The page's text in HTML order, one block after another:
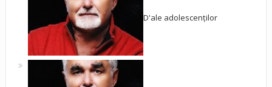
D'ale adolescenților